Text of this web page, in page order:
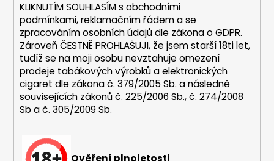
KLIKNUTÍM SOUHLASÍM s obchodními
podmínkami,reklamačním řádem a se
zpracováním osobních údajů dle zákona oGDPR.
Zároveň ČESTNĚ PROHLAŠUJI, že jsem starší 18ti let,
tudíž se na moji osobu nevztahuje omezení
prodeje tabákových výrobků a elektronických
cigaret dle zákona č. 379/2005 Sb. a následně
souvisejících zákonů č. 225/2006 Sb., č. 274/2008
Sb a č. 305/2009 Sb.
Ověření plnoletosti